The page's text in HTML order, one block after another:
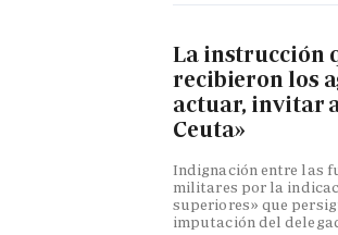
La instrucción
recibieron los
actuar, invitar
Ceuta»
Indignación entre las
militares por la
superiores» que
imputación del